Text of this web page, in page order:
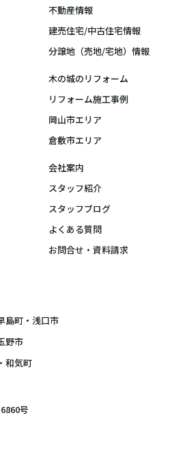
不動産情報
建売住宅/中古住宅情報
分譲地（売地/宅地）情報
木の城のリフォーム
リフォーム施工事例
岡山市エリア
倉敷市エリア
会社案内
スタッフ紹介
スタッフブログ
よくある質問
お問合せ・資料請求
島町・浅口市
野市
和気町
号